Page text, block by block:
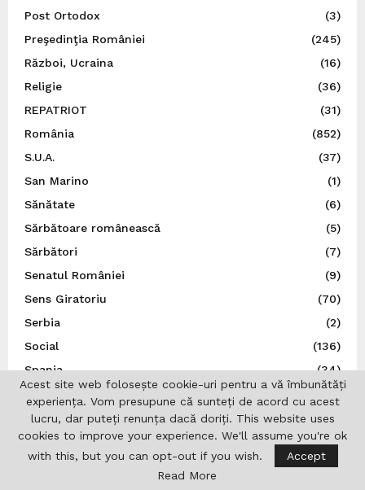
Post Ortodox
(3)
Preşedinţia României
(245)
Război, Ucraina
(16)
Religie
(36)
REPATRIOT
(31)
România
(852)
S.U.A.
(37)
San Marino
(1)
Sănătate
(6)
Sărbătoare românească
(5)
Sărbători
(7)
Senatul României
(9)
Sens Giratoriu
(70)
Serbia
(2)
Social
(136)
Spania
(34)
Sport
(22)
Statele Unite ale Americii
(21)
Știință
(5)
Acest site web folosește cookie-uri pentru a vă îmbunătăți
experiența. Vom presupune că sunteți de acord cu acest
lucru, dar puteți renunța dacă doriți. This website uses
cookies to improve your experience. We'll assume you're ok
with this, but you can opt-out if you wish.
Accept
Read More